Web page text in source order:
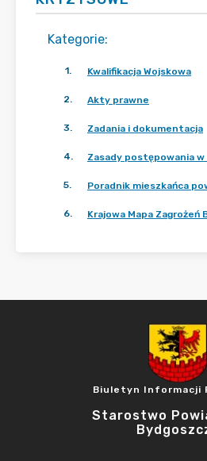
Kategorie:
1. Kwalifikacja Wojskowa
2. Akty prawne
3. Zadania i dokumentacja
4. Zasady postępowania w
5. Poradnik mieszkańca
6. Krajowa Mapa Zagrożeń
Biuletyn Informacji
Starostwo